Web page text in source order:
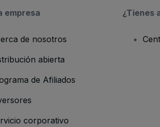
empresa
de nosotros
abierta
de Afiliados
corporativo
¿Tienes